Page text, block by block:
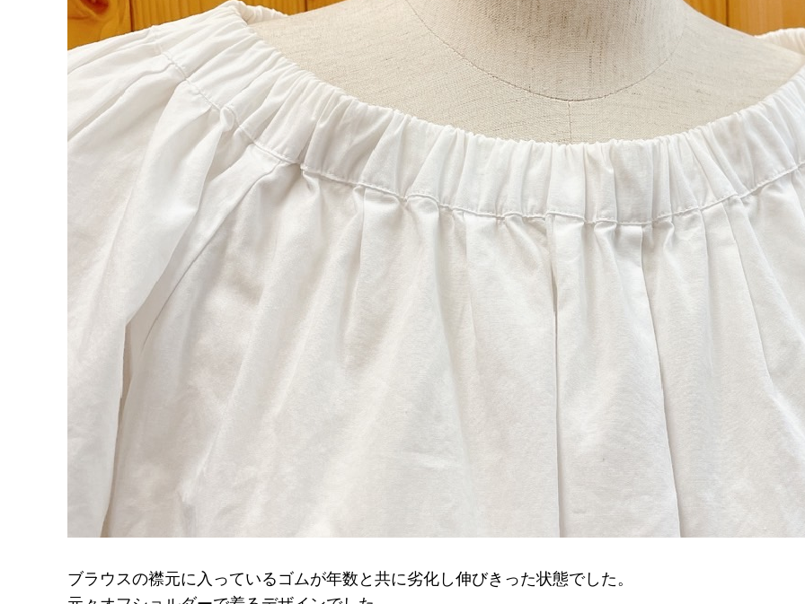
ブラウスの襟元に入っているゴムが年数と共に劣化し伸びきった状態でした。